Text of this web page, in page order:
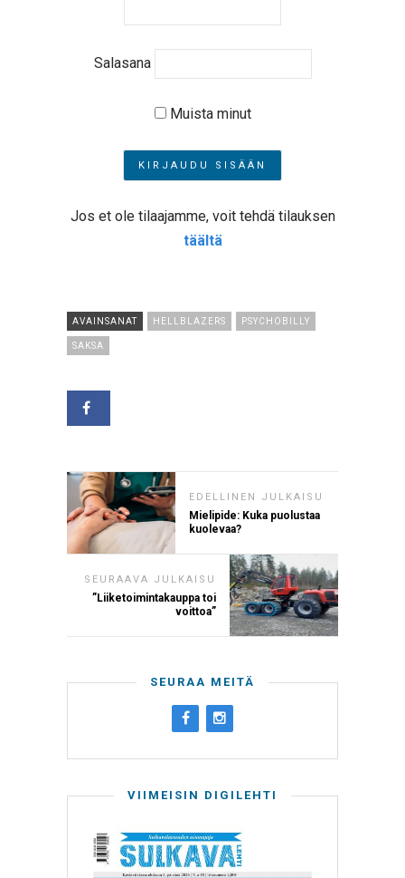
Salasana
Muista minut
Jos et ole tilaajamme, voit tehdä tilauksen
täältä
AVAINSANAT HELLBLAZERS PSYCHOBILLY
SAKSA
EDELLINEN JULKAISU
Mielipide: Kuka puolustaa
kuolevaa?
SEURAAVA JULKAISU
”Liiketoimintakauppa toi
voittoa”
SEURAA MEITÄ
VIIMEISIN DIGILEHTI